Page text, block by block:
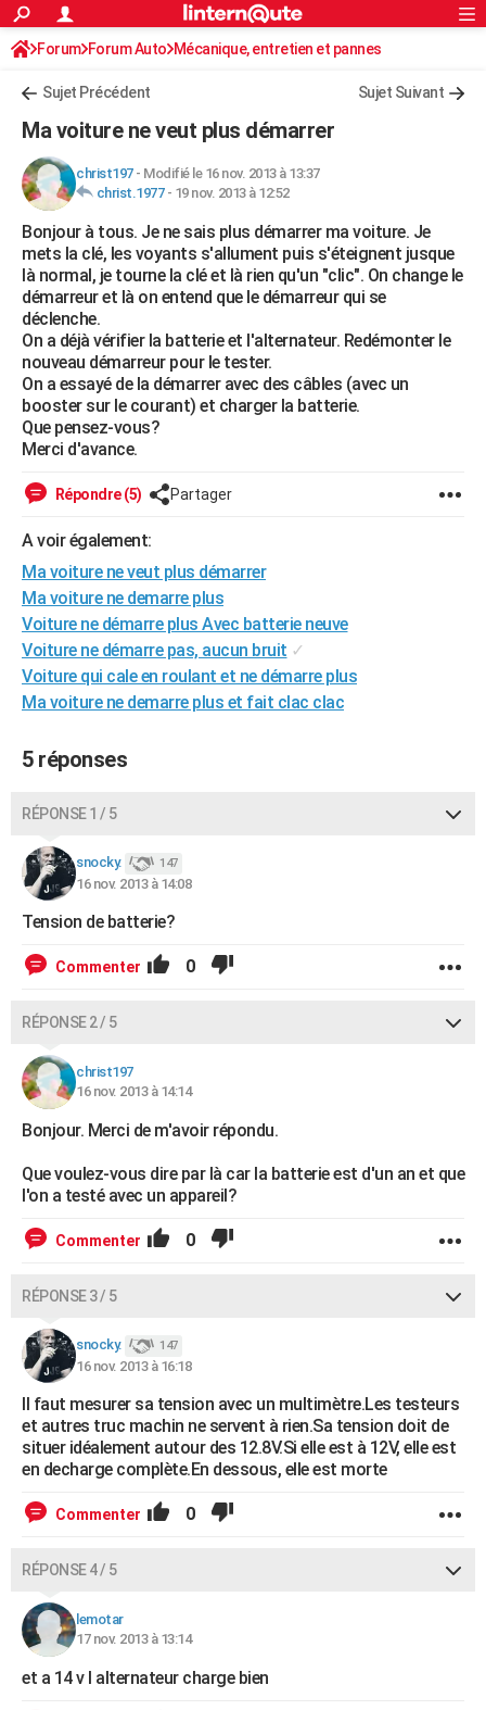
ACTUALITÉS
Politique
Société
Faits Divers
Education
Monde
Villes
+
FINANCE
Retraite
Impôts
Epargne
Immobilier
Risques naturels par ville
Banque
Assurance
Crédit
AUTO
Essais
Réserver un essai
Citadines
Berlines
SUV
Forum auto
+HIGH-TECH
Mobiles
Meilleur smartphone
Internet
Ordinateurs
Jeux vidéo
Guide high-tech
+BRICOLAGE
Forum
Aménagement intérieur
Extérieur
Cuisine
Salle de bains
Jardinage
Rangement
WEEK-END
Guides de France
Escapades
Patrimoine
Expositions
Musées
Week-end nature
+LIFESTYLE
Art de vivre
Bien-être
Loisirs
ModeModes de vie
SANTE
Destinations
City break
Voyage nature
Voyage de noces
Forum
Climat
BONS PLANS
CARTE DE VOEUX
Carte de Noël
Carte Bonne année
Carte Saint-Valentin
Carte Pâques
Carte d'anniversaire
DICTIONNAIRE
COPAINS D'AVANT
S'inscrire
Se connecter
Lycées
Collèges
Primaires
Universités
Entreprises
Service militaire
Avis de recherche
AVIS DE DÉCÈS
FORUM
Bricolage
Lifestyle
Culture
Sport
Auto
Television
Voyage
Cinema
Rechercher
S'inscrire
Connexion
Forum Forum Auto Mécanique, entretien et pannes
Sujet Précédent Sujet Suivant
Ma voiture ne veut plus démarrer
christ197- Modifié le 16 nov. 2013 à 13:37
christ.1977- 19 nov. 2013 à 12:52
Bonjour à tous. Je ne sais plus démarrer ma voiture. Je
mets la clé, les voyants s'allument puis s'éteignent jusque
là normal, je tourne la clé et là rien qu'un "clic". On change le
démarreur et là on entend que le démarreur qui se
déclenche.
On a déjà vérifier la batterie et l'alternateur. Redémonter le
nouveau démarreur pour le tester.
On a essayé de la démarrer avec des câbles (avec un
booster sur le courant) et charger la batterie.
Que pensez-vous?
Merci d'avance.
Répondre (5) Partager
A voir également:
Ma voiture ne veut plus démarrer
Ma voiture ne demarre plus
Voiture ne démarre plus Avec batterie neuve
Voiture ne démarre pas, aucun bruit ✓
Voiture qui cale en roulant et ne démarre plus
Ma voiture ne demarre plus et fait clac clac
5 réponses
RÉPONSE 1 / 5
snocky. 147
16 nov. 2013 à 14:08
Tension de batterie?
Commenter 0
RÉPONSE 2 / 5
christ197
16 nov. 2013 à 14:14
Bonjour. Merci de m'avoir répondu.
Que voulez-vous dire par là car la batterie est d'un an et que
l'on a testé avec un appareil?
Commenter 0
RÉPONSE 3 / 5
snocky. 147
16 nov. 2013 à 16:18
Il faut mesurer sa tension avec un multimètre.Les testeurs
et autres truc machin ne servent à rien.Sa tension doit de
situer idéalement autour des 12.8V.Si elle est à 12V, elle est
en decharge complète.En dessous, elle est morte
Commenter 0
RÉPONSE 4 / 5
lemotar
17 nov. 2013 à 13:14
et a 14 v l alternateur charge bien